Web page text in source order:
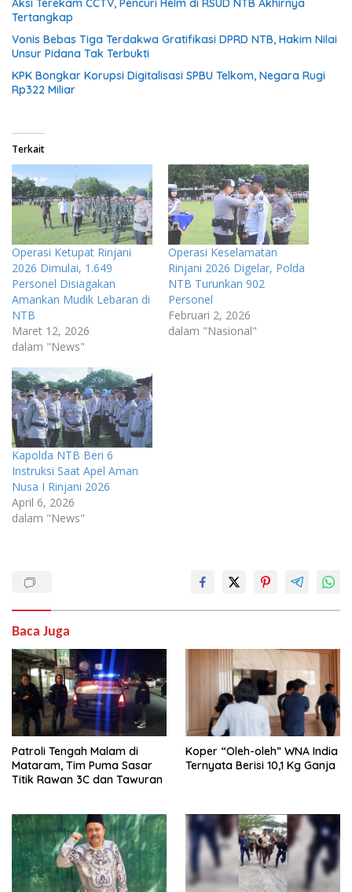
Aksi Terekam CCTV, Pencuri Helm di RSUD NTB Akhirnya
Tertangkap
Vonis Bebas Tiga Terdakwa Gratifikasi DPRD NTB, Hakim Nilai
Unsur Pidana Tak Terbukti
KPK Bongkar Korupsi Digitalisasi SPBU Telkom, Negara Rugi
Rp322 Miliar
Terkait
Operasi Ketupat Rinjani
2026 Dimulai, 1.649
Personel Disiagakan
Amankan Mudik Lebaran di
NTB
Maret 12, 2026
dalam "News"
Operasi Keselamatan
Rinjani 2026 Digelar, Polda
NTB Turunkan 902
Personel
Februari 2, 2026
dalam "Nasional"
Kapolda NTB Beri 6
Instruksi Saat Apel Aman
Nusa I Rinjani 2026
April 6, 2026
dalam "News"
Baca Juga
Patroli Tengah Malam di
Mataram, Tim Puma Sasar
Titik Rawan 3C dan Tawuran
Koper “Oleh-oleh” WNA India
Ternyata Berisi 10,1 Kg Ganja